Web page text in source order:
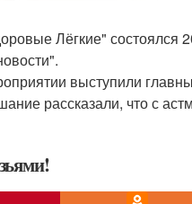
Лёгкие" состоялся
выступили
рассказали, что с